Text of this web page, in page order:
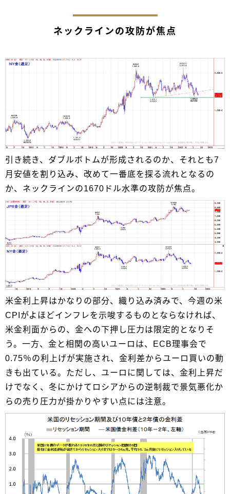
ネックラインの攻防が焦点
引き続き、ダブルボトムが形成されるのか、それとも7
月安値を割り込み、改めて一番底を探る流れとなるの
か、ネックラインの1670ドル水準の攻防が焦点。
米金利上昇はかなりの部分、織り込み済みで、今週の米
CPIがよほどインフレを示唆するものとならなければ、
米金利面からの、金への下押し圧力は限定的となりそ
う。一方、金と相関の高いユーロは、ECB理事会で
0.75％の利上げが実施され、金利差からユーロ買いの動
きも出ている。ただし、ユーロに関しては、金利上昇だ
けでなく、冬にかけてロシアからの逆制裁で景気悪化か
らの売り圧力が掛かりやすい点には注意。